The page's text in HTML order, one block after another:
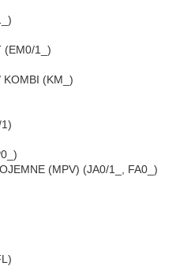
(EM0/1_)
KOMBI (KM_)
(MPV) (JA0/1_, FA0_)